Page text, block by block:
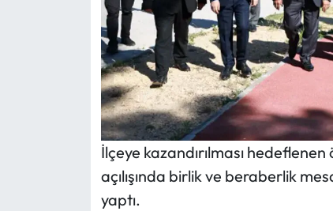
İlçeye kazandırılması
açılışında birlik ve beraberlik
yaptı.
Uğurludağ Haberleri
Yayla Haber
Yemek Tarifleri